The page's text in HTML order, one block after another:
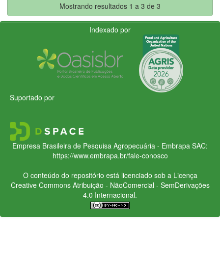
Mostrando resultados 1 a 3 de 3
Indexado por
Suportado por
Empresa Brasileira de Pesquisa Agropecuária - Embrapa SAC:
https://www.embrapa.br/fale-conosco
O conteúdo do repositório está licenciado sob a Licença
Creative CommonsAtribuição - NãoComercial - SemDerivações
4.0 Internacional.